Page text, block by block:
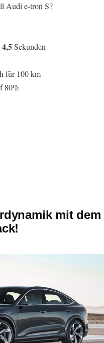
Audi e-tron S?
4,5Sekunden
für 100 km
80%
mit dem